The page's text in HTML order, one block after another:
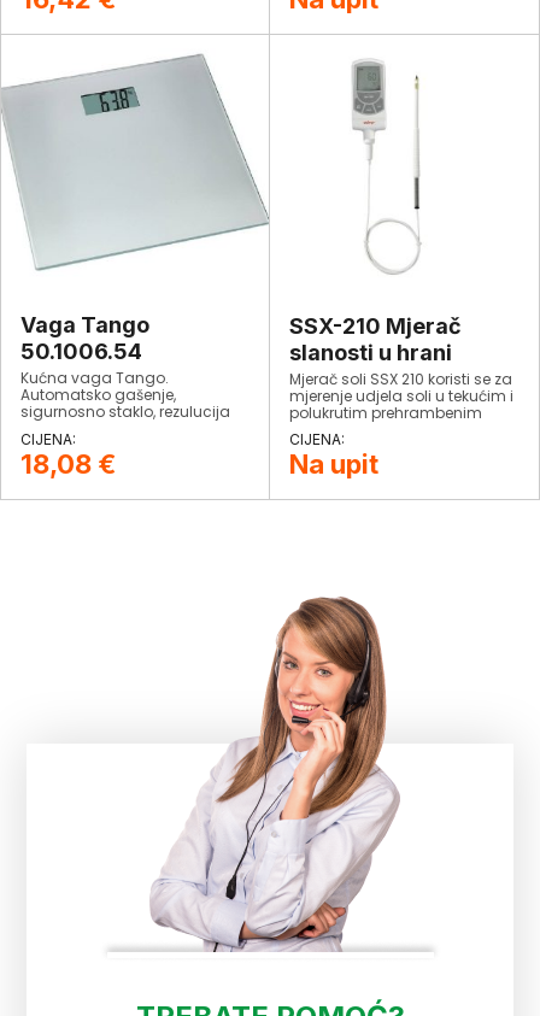
Vaga Tango
50.1006.54
Kućna vaga Tango.
Automatsko gašenje,
sigurnosno staklo, rezulucija
100 gr.
18,08 €
SSX-210 Mjerač
slanosti u hrani
Mjerač soli SSX 210 koristi se za
mjerenje udjela soli u tekućim i
polukrutim prehrambenim
proizvodima.
Na upit